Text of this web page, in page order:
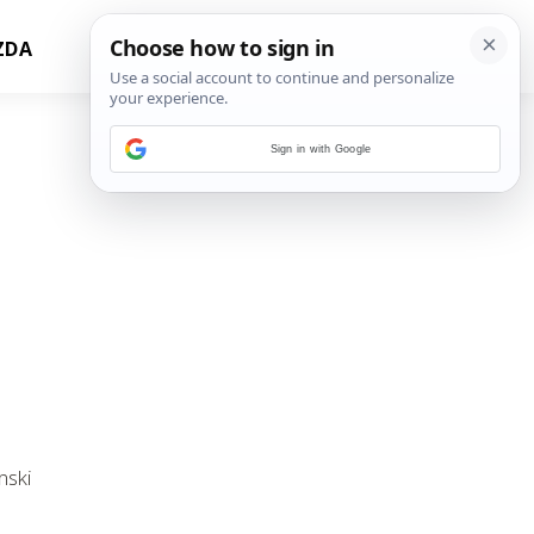
Sign in with Google